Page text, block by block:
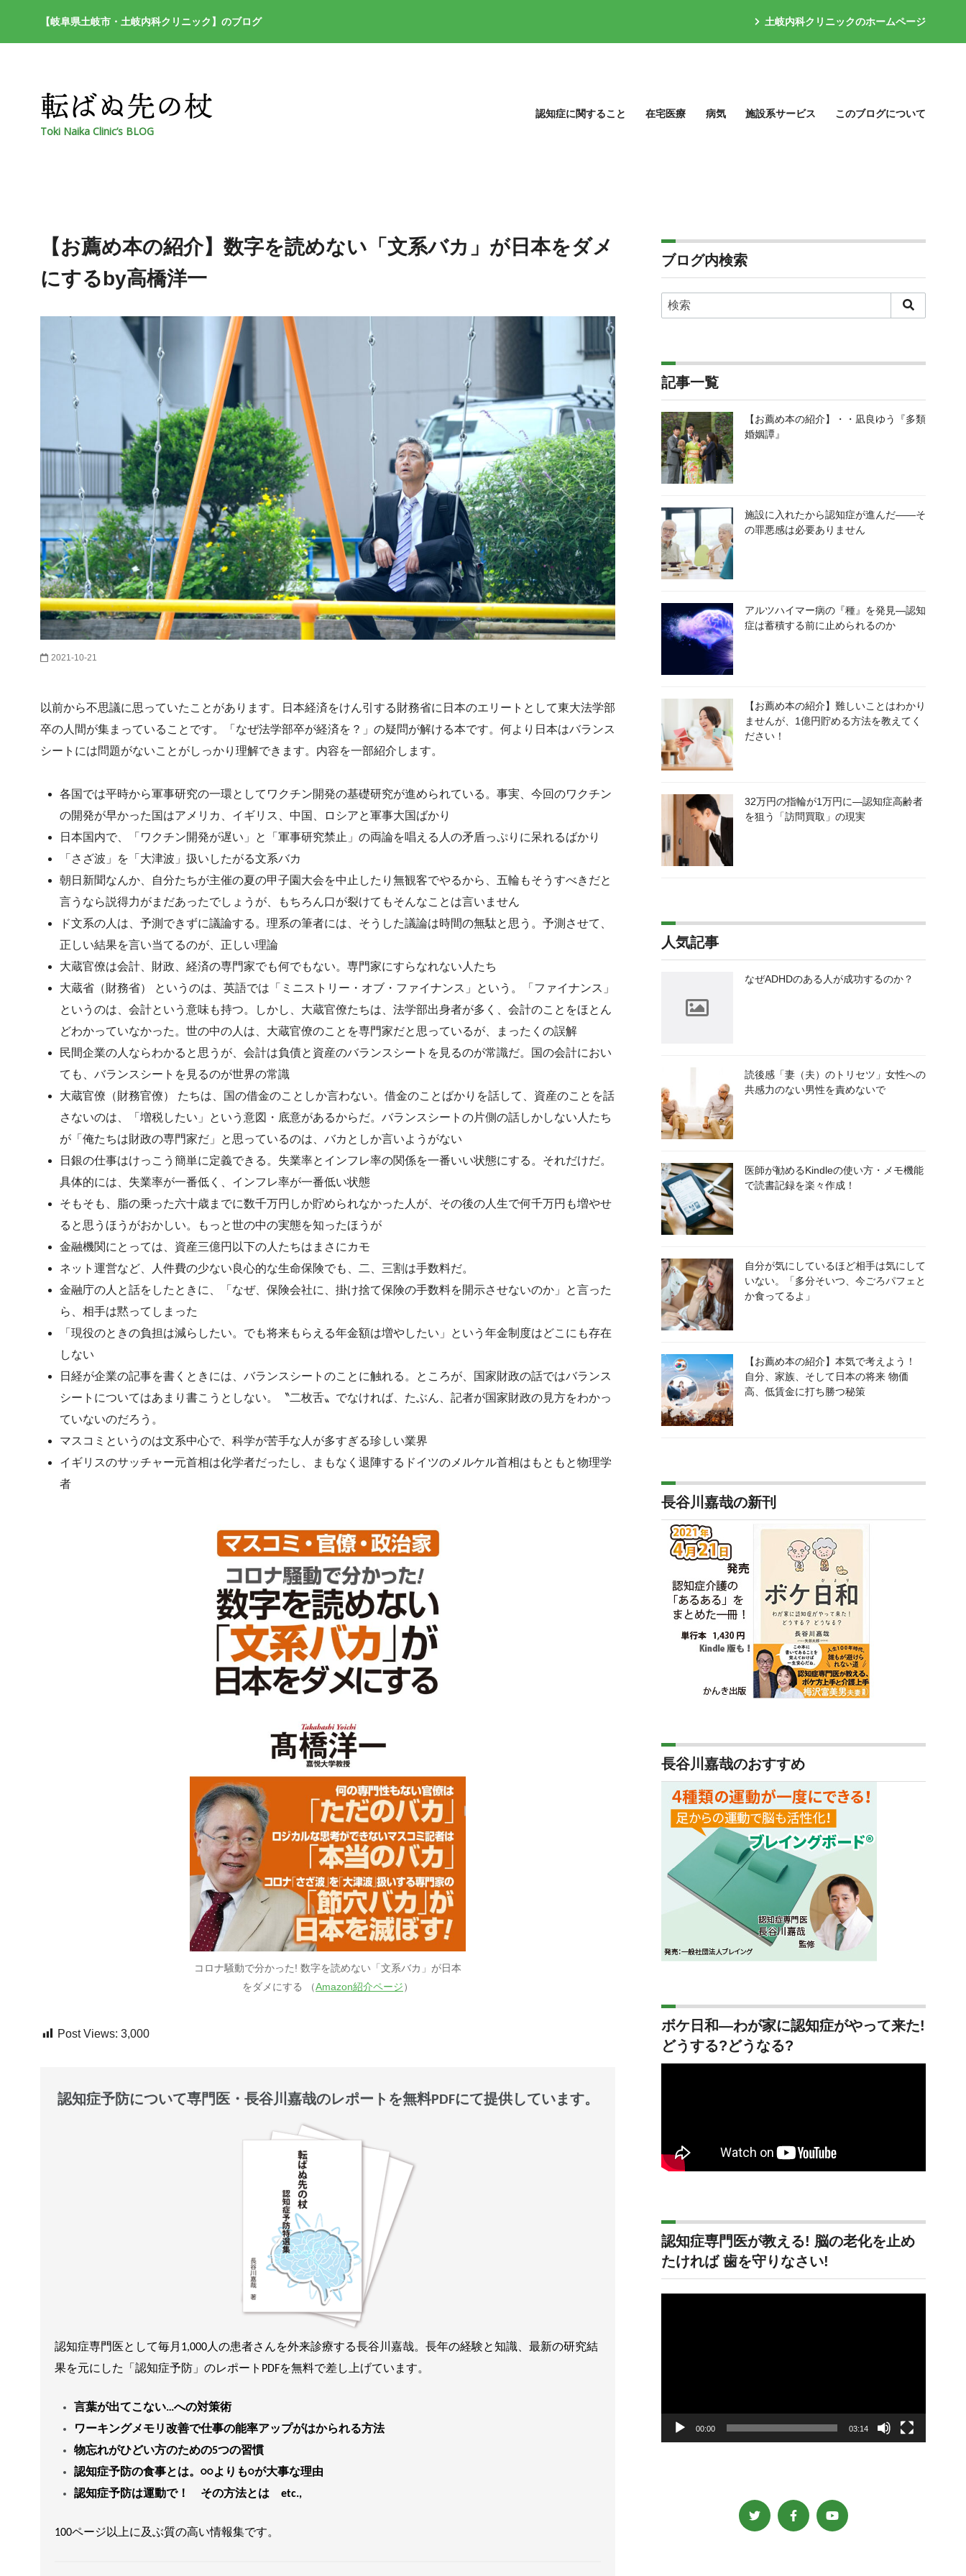
【岐阜県土岐市・土岐内科クリニック】のブログ 土岐内科クリニックのホームページ
Toki Naika Clinic’s BLOG
認知症に関すること 在宅医療 病気 施設系サービス このブログについて
【お薦め本の紹介】数字を読めない「文系バカ」が日本をダメ
にするby高橋洋一
2021-10-21
以前から不思議に思っていたことがあります。日本経済をけん引する財務省に日本のエリートとして東大法学部
卒の人間が集まっていることです。「なぜ法学部卒が経済を？」の疑問が解ける本です。何より日本はバランス
シートには問題がないことがしっかり理解できます。内容を一部紹介します。
各国では平時から軍事研究の一環としてワクチン開発の基礎研究が進められている。事実、今回のワクチン
の開発が早かった国はアメリカ、イギリス、中国、ロシアと軍事大国ばかり
日本国内で、「ワクチン開発が遅い」と「軍事研究禁止」の両論を唱える人の矛盾っぷりに呆れるばかり
「さざ波」を「大津波」扱いしたがる文系バカ
朝日新聞なんか、自分たちが主催の夏の甲子園大会を中止したり無観客でやるから、五輪もそうすべきだと
言うなら説得力がまだあったでしょうが、もちろん口が裂けてもそんなことは言いません
ド文系の人は、予測できずに議論する。理系の筆者には、そうした議論は時間の無駄と思う。予測させて、
正しい結果を言い当てるのが、正しい理論
大蔵官僚は会計、財政、経済の専門家でも何でもない。専門家にすらなれない人たち
大蔵省（財務省） というのは、英語では「ミニストリー・オブ・ファイナンス」という。「ファイナンス」
というのは、会計という意味も持つ。しかし、大蔵官僚たちは、法学部出身者が多く、会計のことをほとん
どわかっていなかった。世の中の人は、大蔵官僚のことを専門家だと思っているが、まったくの誤解
民間企業の人ならわかると思うが、会計は負債と資産のバランスシートを見るのが常識だ。国の会計におい
ても、バランスシートを見るのが世界の常識
大蔵官僚（財務官僚） たちは、国の借金のことしか言わない。借金のことばかりを話して、資産のことを話
さないのは、「増税したい」という意図・底意があるからだ。バランスシートの片側の話しかしない人たち
が「俺たちは財政の専門家だ」と思っているのは、バカとしか言いようがない
日銀の仕事はけっこう簡単に定義できる。失業率とインフレ率の関係を一番いい状態にする。それだけだ。
具体的には、失業率が一番低く、インフレ率が一番低い状態
そもそも、脂の乗った六十歳までに数千万円しか貯められなかった人が、その後の人生で何千万円も増やせ
ると思うほうがおかしい。もっと世の中の実態を知ったほうが
金融機関にとっては、資産三億円以下の人たちはまさにカモ
ネット運営など、人件費の少ない良心的な生命保険でも、二、三割は手数料だ。
金融庁の人と話をしたときに、「なぜ、保険会社に、掛け捨て保険の手数料を開示させないのか」と言った
ら、相手は黙ってしまった
「現役のときの負担は減らしたい。でも将来もらえる年金額は増やしたい」という年金制度はどこにも存在
しない
日経が企業の記事を書くときには、バランスシートのことに触れる。ところが、国家財政の話ではバランス
シートについてはあまり書こうとしない。〝二枚舌〟でなければ、たぶん、記者が国家財政の見方をわかっ
ていないのだろう。
マスコミというのは文系中心で、科学が苦手な人が多すぎる珍しい業界
イギリスのサッチャー元首相は化学者だったし、まもなく退陣するドイツのメルケル首相はもともと物理学
者
コロナ騒動で分かった! 数字を読めない「文系バカ」が日本
をダメにする （Amazon紹介ページ）
Post Views: 3,000
認知症予防について専門医・長谷川嘉哉のレポートを無料PDFにて提供しています。
認知症専門医として毎月1,000人の患者さんを外来診療する長谷川嘉哉。長年の経験と知識、最新の研究結
果を元にした「認知症予防」のレポートPDFを無料で差し上げています。
言葉が出てこない…への対策術
ワーキングメモリ改善で仕事の能率アップがはかられる方法
物忘れがひどい方のための5つの習慣
認知症予防の食事とは。○○よりも○が大事な理由
認知症予防は運動で！ その方法とは etc.,
100ページ以上に及ぶ質の高い情報集です。
ブログ内検索
記事一覧
【お薦め本の紹介】・・凪良ゆう『多類
婚姻譚』
施設に入れたから認知症が進んだ――そ
の罪悪感は必要ありません
アルツハイマー病の『種』を発見―認知
症は蓄積する前に止められるのか
【お薦め本の紹介】難しいことはわかり
ませんが、1億円貯める方法を教えてく
ださい！
32万円の指輪が1万円に―認知症高齢者
を狙う「訪問買取」の現実
人気記事
なぜADHDのある人が成功するのか？
読後感「妻（夫）のトリセツ」女性への
共感力のない男性を責めないで
医師が勧めるKindleの使い方・メモ機能
で読書記録を楽々作成！
自分が気にしているほど相手は気にして
いない。「多分そいつ、今ごろパフェと
か食ってるよ」
【お薦め本の紹介】本気で考えよう！
自分、家族、そして日本の将来 物価
高、低賃金に打ち勝つ秘策
長谷川嘉哉の新刊
長谷川嘉哉のおすすめ
ボケ日和―わが家に認知症がやって来た!
どうする?どうなる?
認知症専門医が教える! 脳の老化を止め
たければ 歯を守りなさい!
00:00 03:14